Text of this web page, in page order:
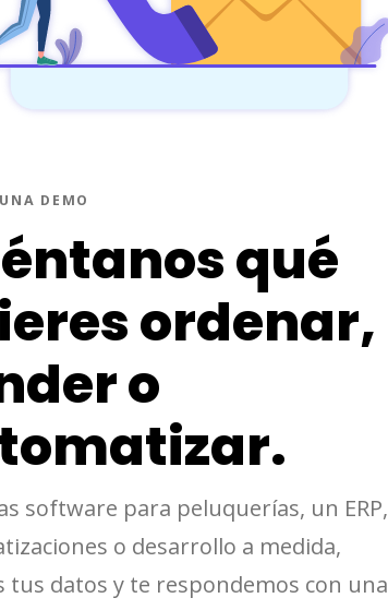
DEMO
qué
ordenar,
o
software para peluquerías, un ERP,
o desarrollo a medida,
tus datos y te respondemos con una